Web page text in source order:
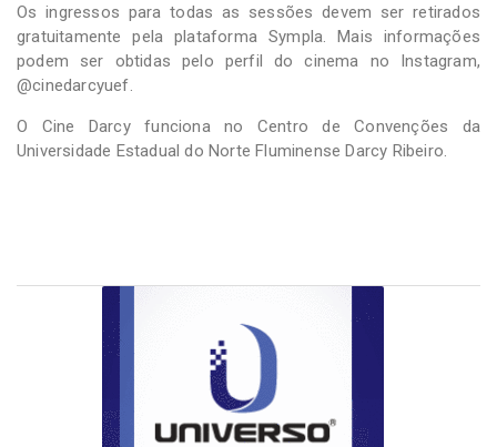
Os ingressos para todas as sessões devem ser retirados
gratuitamente pela plataforma Sympla. Mais informações
podem ser obtidas pelo perfil do cinema no Instagram,
@cinedarcyuef.
O Cine Darcy funciona no Centro de Convenções da
Universidade Estadual do Norte Fluminense Darcy Ribeiro.